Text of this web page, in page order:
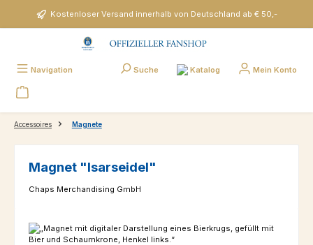
Zum Hauptinhalt springenKostenloser Versand innerhalb von Deutschland ab € 50,-
Navigation Suche Katalog Mein Konto
Accessoires Magnete
Magnet "Isarseidel"
Chaps Merchandising GmbH
Bildergalerie überspringen